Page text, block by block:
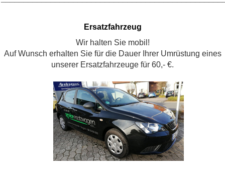
Ersatzfahrzeug
Wir halten Sie mobil!
Auf Wunsch erhalten Sie für die Dauer Ihrer Umrüstung eines
unserer Ersatzfahrzeuge für 60,- €.